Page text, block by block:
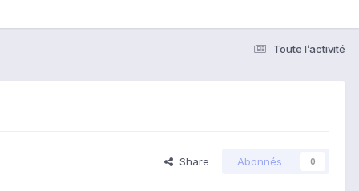
Toute l’activité
Share Abonnés 0